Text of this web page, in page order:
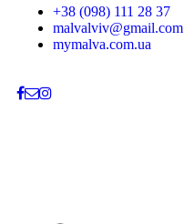
+38 (098) 111 28 37
malvalviv@gmail.com
mymalva.com.ua